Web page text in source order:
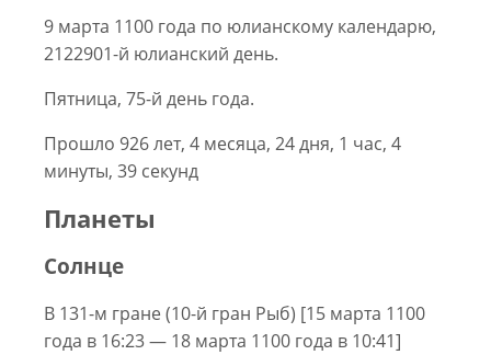
9 марта 1100 года по юлианскому календарю,
2122901-й юлианский день.
Пятница, 75-й день года.
Прошло 926 лет, 4 месяца, 24 дня, 1 час, 4
минуты, 39 секунд
Планеты
Солнце
В 131-м гране (10-й гран Рыб) [15 марта 1100
года в 16:23 — 18 марта 1100 года в 10:41]